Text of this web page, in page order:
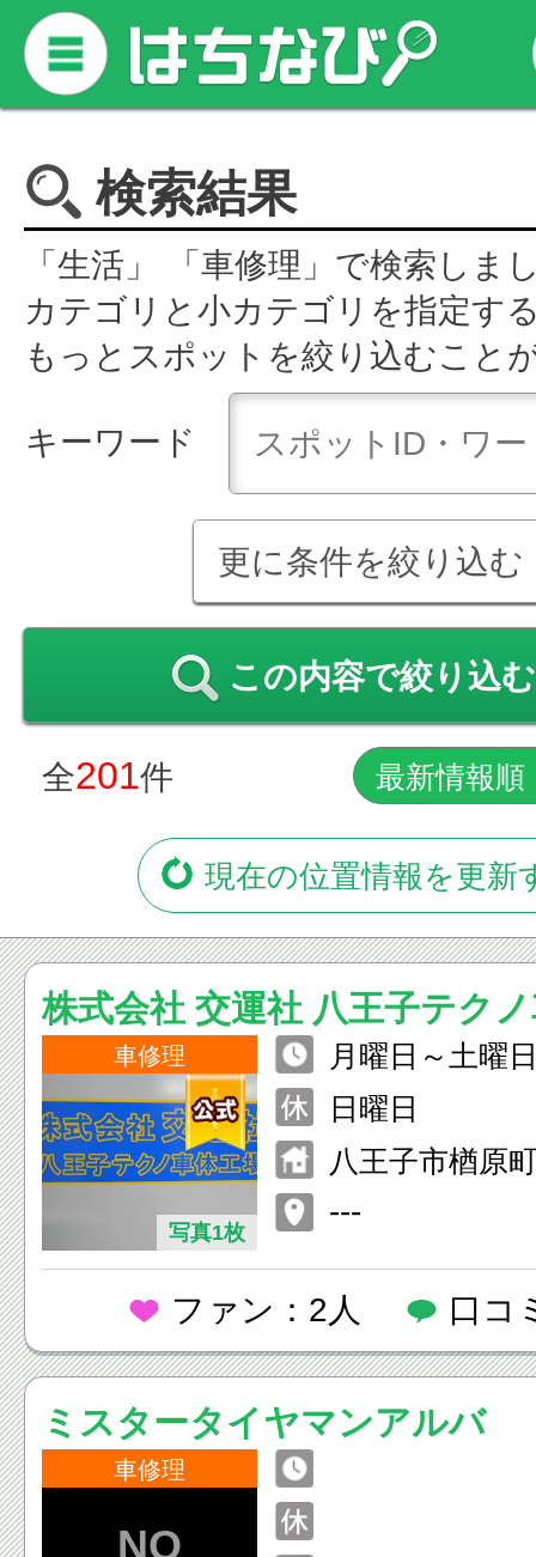
検索結果
「生活」 「車修理」で検索しま
カテゴリと小カテゴリを指定す
もっとスポットを絞り込むこと
キーワード
更に条件を絞り込む
この内容で絞り込む
全201件
現在の位置情報を更新
株式会社 交運社 八王子テク
（旧滝山工場）
車修理
写真1枚
月曜日～土曜
8：00（事前
日曜日
八王子市楢原
---
ファン：2人 口コ
ミスタータイヤマンアルバ
車修理